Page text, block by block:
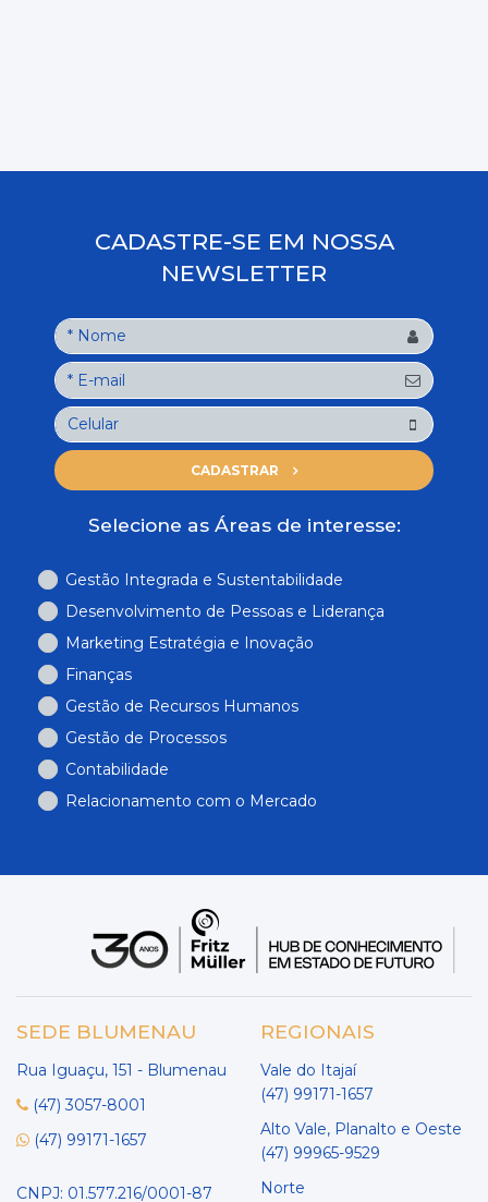
CADASTRE-SE EM NOSSA
NEWSLETTER
CADASTRAR
Selecione as Áreas de interesse:
Gestão Integrada e Sustentabilidade
Desenvolvimento de Pessoas e Liderança
Marketing Estratégia e Inovação
Finanças
Gestão de Recursos Humanos
Gestão de Processos
Contabilidade
Relacionamento com o Mercado
SEDE BLUMENAU
Rua Iguaçu, 151 - Blumenau
(47) 3057-8001
(47) 99171-1657
CNPJ: 01.577.216/0001-87
REGIONAIS
Vale do Itajaí
(47) 99171-1657
Alto Vale, Planalto e Oeste
(47) 99965-9529
Norte